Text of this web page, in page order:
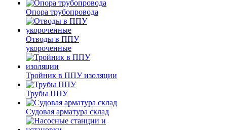
Опора трубопровода
Отводы в ППУ
укороченные
Тройник в ППУ изоляции
Трубы ППУ
Судовая арматура склад